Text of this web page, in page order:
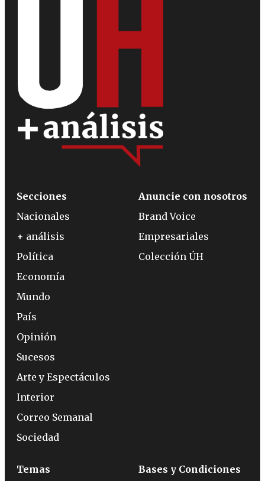
Secciones
Nacionales
+ análisis
Política
Economía
Mundo
País
Opinión
Sucesos
Arte y Espectáculos
Interior
Correo Semanal
Sociedad
Anuncie con nosotros
Brand Voice
Empresariales
Colección ÚH
Temas Bases y Condiciones